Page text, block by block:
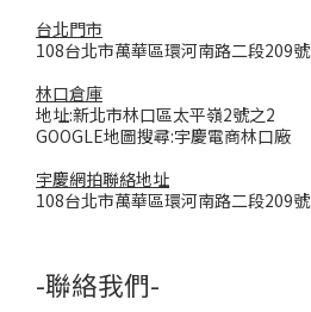
台北門市
108台北市萬華區環河南路二段209號
林口倉庫
地址:新北市林口區太平嶺2號之2
GOOGLE地圖搜尋:宇慶電商林口廠
宇慶網拍聯絡地址
108台北市萬華區環河南路二段209號
-聯絡我們-